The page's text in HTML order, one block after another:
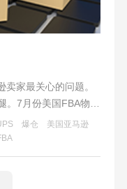
家最关心的问题。
7月份美国FBA物流
产进程，7月初美国又
更严峻的考验。
爆仓
美国亚马逊